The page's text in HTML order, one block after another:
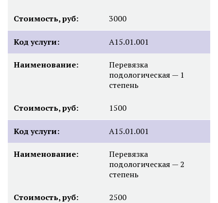
Стоимость, руб: 3000
Код услуги: A15.01.001
Наименование:
Перевязка
подологическая — 1
степень
Стоимость, руб: 1500
Код услуги: A15.01.001
Наименование:
Перевязка
подологическая — 2
степень
Стоимость, руб: 2500